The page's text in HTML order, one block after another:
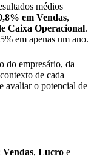
médios
em Vendas,
Caixa Operacional.
em apenas um ano.
do empresário, da
de cada
avaliar o potencial de
Vendas, Lucro e